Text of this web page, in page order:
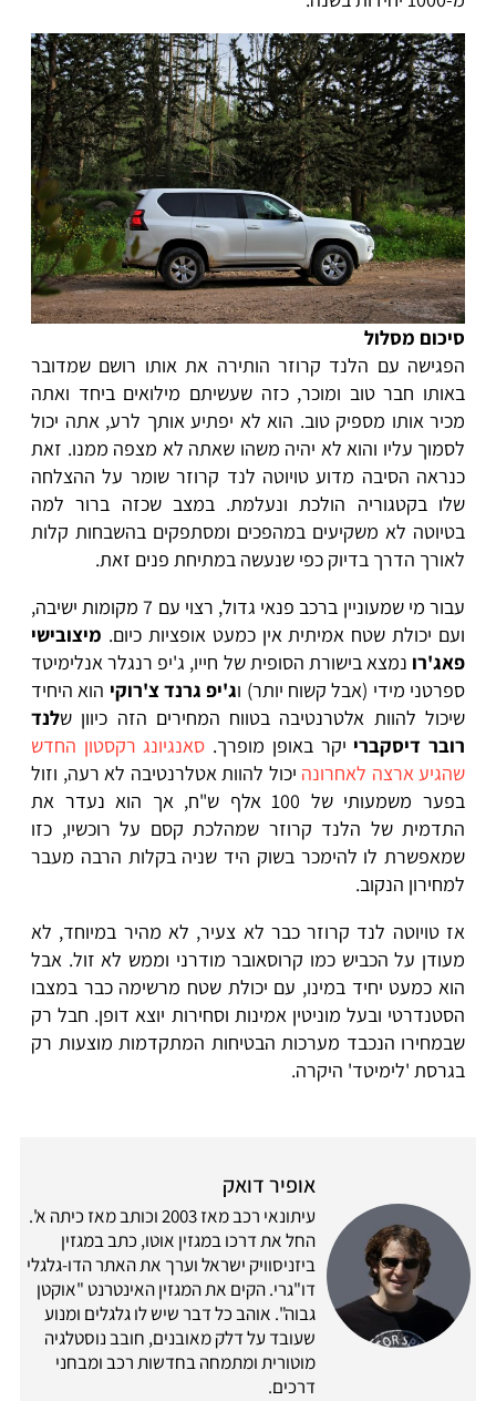
סיכום מסלול
הפגישה עם הלנד קרוזר הותירה את אותו רושם שמדובר
באותו חבר טוב ומוכר, כזה שעשיתם מילואים ביחד ואתה
מכיר אותו מספיק טוב. הוא לא יפתיע אותך לרע, אתה יכול
לסמוך עליו והוא לא יהיה משהו שאתה לא מצפה ממנו. זאת
כנראה הסיבה מדוע טויוטה לנד קרוזר שומר על ההצלחה
שלו בקטגוריה הולכת ונעלמת. במצב שכזה ברור למה
בטיוטה לא משקיעים במהפכים ומסתפקים בהשבחות קלות
לאורך הדרך בדיוק כפי שנעשה במתיחת פנים זאת.
עבור מי שמעוניין ברכב פנאי גדול, רצוי עם 7 מקומות ישיבה,
ועם יכולת שטח אמיתית אין כמעט אופציות כיום. מיצובישי
פאג'רו נמצא בישורת הסופית של חייו, ג'יפ רנגלר אנלימיטד
ספרטני מידי (אבל קשוח יותר) וג'יפ גרנד צ'רוקי הוא היחיד
שיכול להוות אלטרנטיבה בטווח המחירים הזה כיוון שלנד
רובר דיסקברי יקר באופן מופרך. סאנגיונג רקסטון החדש
שהגיע ארצה לאחרונה יכול להוות אטלרנטיבה לא רעה, וזול
בפער משמעותי של 100 אלף ש"ח, אך הוא נעדר את
התדמית של הלנד קרוזר שמהלכת קסם על רוכשיו, כזו
שמאפשרת לו להימכר בשוק היד שניה בקלות הרבה מעבר
למחירון הנקוב.
אז טויוטה לנד קרוזר כבר לא צעיר, לא מהיר במיוחד, לא
מעודן על הכביש כמו קרוסאובר מודרני וממש לא זול. אבל
הוא כמעט יחיד במינו, עם יכולת שטח מרשימה כבר במצבו
הסטנדרטי ובעל מוניטין אמינות וסחירות יוצא דופן. חבל רק
שבמחירו הנכבד מערכות הבטיחות המתקדמות מוצעות רק
בגרסת 'לימיטד' היקרה.
אופיר דואק
עיתונאי רכב מאז 2003 וכותב מאז כיתה א'.
החל את דרכו במגזין אוטו, כתב במגזין
ביזניסוויק ישראל וערך את האתר הדו-גלגלי
דו"גרי. הקים את המגזין האינטרנט "אוקטן
גבוה". אוהב כל דבר שיש לו גלגלים ומנוע
שעובד על דלק מאובנים, חובב נוסטלגיה
מוטורית ומתמחה בחדשות רכב ומבחני
דרכים.